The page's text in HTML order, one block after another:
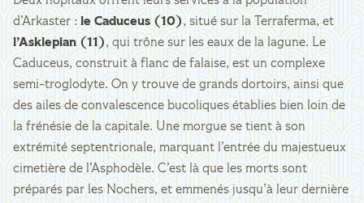
d’Arkaster :le Caduceus (10), situé sur la Terraferma, et
l’Asklepian (11), qui trône sur les eaux de la lagune. Le
Caduceus, construit à flanc de falaise, est un complexe
semi-troglodyte. On y trouve de grands dortoirs, ainsi que
des ailes de convalescence bucoliques établies bien loin de
la frénésie de la capitale. Une morgue se tient à son
extrémité septentrionale, marquant l’entrée du majestueux
cimetière de l’Asphodèle. C’est là que les morts sont
préparés par les Nochers, et emmenés jusqu’à leur dernière